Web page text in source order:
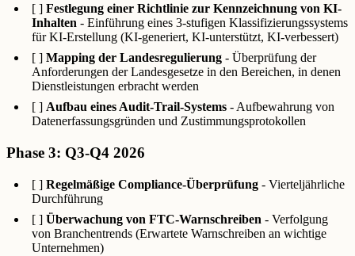
[ ] Festlegung einer Richtlinie zur Kennzeichnung von KI-
Inhalten - Einführung eines 3-stufigen Klassifizierungssystems
für KI-Erstellung (KI-generiert, KI-unterstützt, KI-verbessert)
[ ] Mapping der Landesregulierung - Überprüfung der
Anforderungen der Landesgesetze in den Bereichen, in denen
Dienstleistungen erbracht werden
[ ] Aufbau eines Audit-Trail-Systems - Aufbewahrung von
Datenerfassungsgründen und Zustimmungsprotokollen
Phase 3: Q3-Q4 2026
[ ] Regelmäßige Compliance-Überprüfung - Vierteljährliche
Durchführung
[ ] Überwachung von FTC-Warnschreiben - Verfolgung
von Branchentrends (Erwartete Warnschreiben an wichtige
Unternehmen)